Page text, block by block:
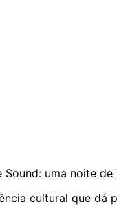
uma noite
cultural que